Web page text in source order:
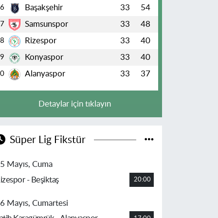
6 Başakşehir 33 54
7 Samsunspor 33 48
8 Rizespor 33 40
9 Konyaspor 33 40
Alanyaspor 33 37
Detaylar için tıklayın
Süper Lig Fikstür
Mayıs, Cuma
- Beşiktaş
20:00
Mayıs, Cumartesi